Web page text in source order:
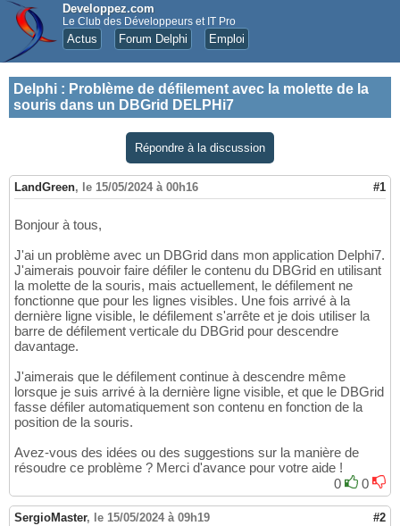
Developpez.com
Le Club des Développeurs et IT Pro
Actus Forum Delphi Emploi
Delphi : Problème de défilement avec la molette de la
souris dans un DBGrid DELPHi7
Répondre à la discussion
LandGreen, le 15/05/2024 à 00h16 #1
Bonjour à tous,
J'ai un problème avec un DBGrid dans mon application Delphi7.
J'aimerais pouvoir faire défiler le contenu du DBGrid en utilisant
la molette de la souris, mais actuellement, le défilement ne
fonctionne que pour les lignes visibles. Une fois arrivé à la
dernière ligne visible, le défilement s'arrête et je dois utiliser la
barre de défilement verticale du DBGrid pour descendre
davantage.
J'aimerais que le défilement continue à descendre même
lorsque je suis arrivé à la dernière ligne visible, et que le DBGrid
fasse défiler automatiquement son contenu en fonction de la
position de la souris.
Avez-vous des idées ou des suggestions sur la manière de
résoudre ce problème ? Merci d'avance pour votre aide !
0
0
SergioMaster, le 15/05/2024 à 09h19 #2